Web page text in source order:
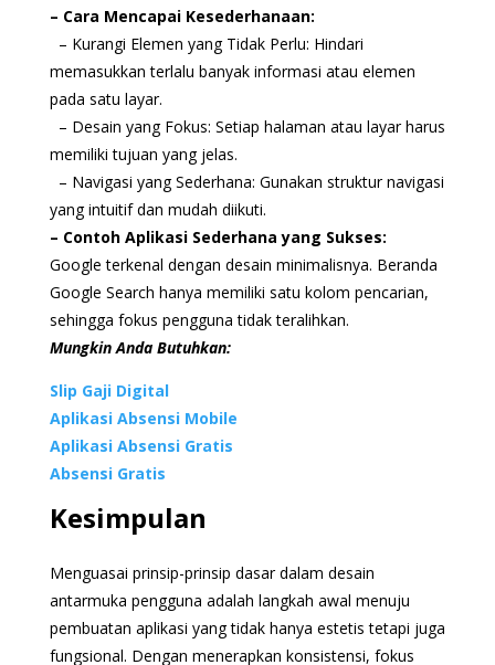
– Cara Mencapai Kesederhanaan:
– Kurangi Elemen yang Tidak Perlu: Hindari
memasukkan terlalu banyak informasi atau elemen
pada satu layar.
– Desain yang Fokus: Setiap halaman atau layar harus
memiliki tujuan yang jelas.
– Navigasi yang Sederhana: Gunakan struktur navigasi
yang intuitif dan mudah diikuti.
– Contoh Aplikasi Sederhana yang Sukses:
Google terkenal dengan desain minimalisnya. Beranda
Google Search hanya memiliki satu kolom pencarian,
sehingga fokus pengguna tidak teralihkan.
Mungkin Anda Butuhkan:
Slip Gaji Digital
Aplikasi Absensi Mobile
Aplikasi Absensi Gratis
Absensi Gratis
Kesimpulan
Menguasai prinsip-prinsip dasar dalam desain
antarmuka pengguna adalah langkah awal menuju
pembuatan aplikasi yang tidak hanya estetis tetapi juga
fungsional. Dengan menerapkan konsistensi, fokus